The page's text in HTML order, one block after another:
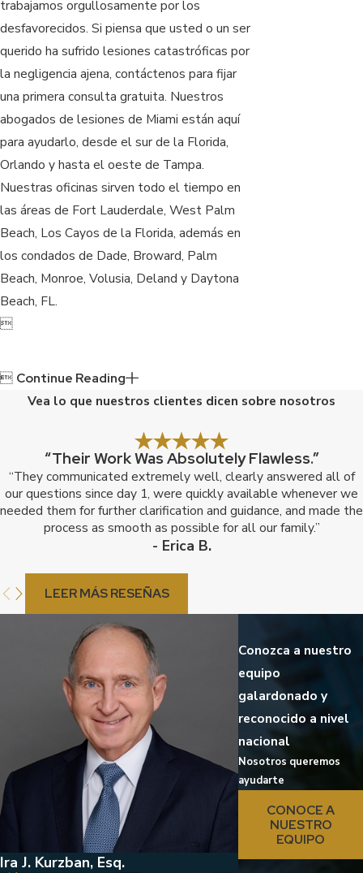
trabajamos orgullosamente por los
desfavorecidos. Si piensa que usted o un ser
querido ha sufrido lesiones catastróficas por
la negligencia ajena, contáctenos para fijar
una primera consulta gratuita. Nuestros
abogados de lesiones de Miami están aquí
para ayudarlo, desde el sur de la Florida,
Orlando y hasta el oeste de Tampa.
Nuestras oficinas sirven todo el tiempo en
las áreas de Fort Lauderdale, West Palm
Beach, Los Cayos de la Florida, además en
los condados de Dade, Broward, Palm
Beach, Monroe, Volusia, Deland y Daytona
Beach, FL.

 Continue Reading
Vea lo que nuestros clientes dicen sobre nosotros
“Their Work Was Absolutely Flawless.”
“They communicated extremely well, clearly answered all of
our questions since day 1, were quickly available whenever we
needed them for further clarification and guidance, and made the
process as smooth as possible for all our family.”
- Erica B.
LEER MÁS RESEÑAS
Conozca a nuestro
equipo
galardonado y
reconocido a nivel
nacional
Nosotros queremos
ayudarte
CONOCE A
NUESTRO
EQUIPO
Ira J. Kurzban, Esq. Jed Kurzban, Esq.